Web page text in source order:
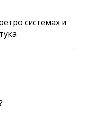
системах и
···